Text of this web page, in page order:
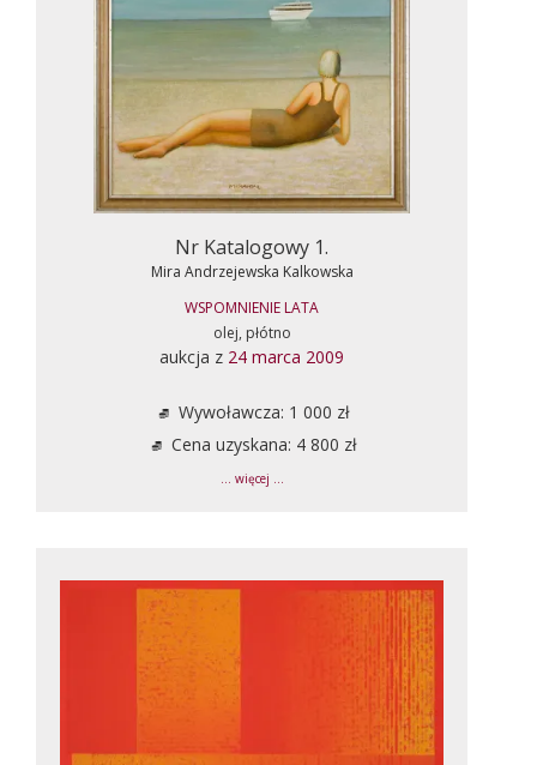
Nr Katalogowy 1.
Mira Andrzejewska Kalkowska
WSPOMNIENIE LATA
olej, płótno
aukcja z 24 marca 2009
Wywoławcza: 1 000 zł
Cena uzyskana: 4 800 zł
... więcej ...